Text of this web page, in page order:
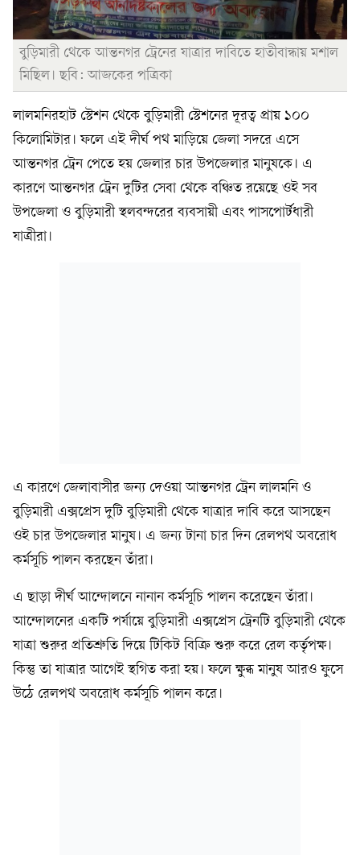
বুড়িমারী থেকে আন্তনগর ট্রেনের যাত্রার দাবিতে হাতীবান্ধায় মশাল
মিছিল। ছবি: আজকের পত্রিকা
লালমনিরহাট স্টেশন থেকে বুড়িমারী স্টেশনের দূরত্ব প্রায় ১০০
কিলোমিটার। ফলে এই দীর্ঘ পথ মাড়িয়ে জেলা সদরে এসে
আন্তনগর ট্রেন পেতে হয় জেলার চার উপজেলার মানুষকে। এ
কারণে আন্তনগর ট্রেন দুটির সেবা থেকে বঞ্চিত রয়েছে ওই সব
উপজেলা ও বুড়িমারী স্থলবন্দরের ব্যবসায়ী এবং পাসপোর্টধারী
যাত্রীরা।
এ কারণে জেলাবাসীর জন্য দেওয়া আন্তনগর ট্রেন লালমনি ও
বুড়িমারী এক্সপ্রেস দুটি বুড়িমারী থেকে যাত্রার দাবি করে আসছেন
ওই চার উপজেলার মানুষ। এ জন্য টানা চার দিন রেলপথ অবরোধ
কর্মসূচি পালন করছেন তাঁরা।
এ ছাড়া দীর্ঘ আন্দোলনে নানান কর্মসূচি পালন করেছেন তাঁরা।
আন্দোলনের একটি পর্যায়ে বুড়িমারী এক্সপ্রেস ট্রেনটি বুড়িমারী থেকে
যাত্রা শুরুর প্রতিশ্রুতি দিয়ে টিকিট বিক্রি শুরু করে রেল কর্তৃপক্ষ।
কিন্তু তা যাত্রার আগেই স্থগিত করা হয়। ফলে ক্ষুব্ধ মানুষ আরও ফুসে
উঠে রেলপথ অবরোধ কর্মসূচি পালন করে।